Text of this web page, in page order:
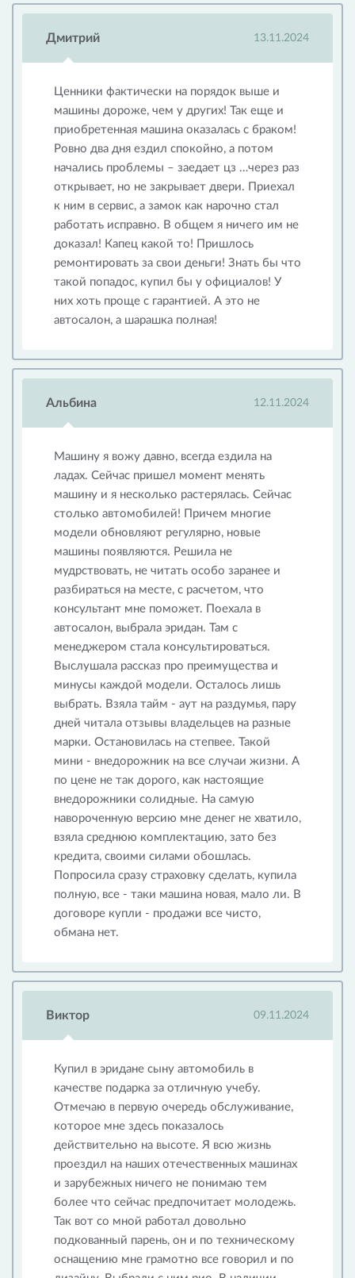
Дмитрий 13.11.2024
Ценники фактически на порядок выше и
машины дороже, чем у других! Так еще и
приобретенная машина оказалась с браком!
Ровно два дня ездил спокойно, а потом
начались проблемы – заедает цз …через раз
открывает, но не закрывает двери. Приехал
к ним в сервис, а замок как нарочно стал
работать исправно. В общем я ничего им не
доказал! Капец какой то! Пришлось
ремонтировать за свои деньги! Знать бы что
такой попадос, купил бы у официалов! У
них хоть проще с гарантией. А это не
автосалон, а шарашка полная!
Альбина 12.11.2024
Машину я вожу давно, всегда ездила на
ладах. Сейчас пришел момент менять
машину и я несколько растерялась. Сейчас
столько автомобилей! Причем многие
модели обновляют регулярно, новые
машины появляются. Решила не
мудрствовать, не читать особо заранее и
разбираться на месте, с расчетом, что
консультант мне поможет. Поехала в
автосалон, выбрала эридан. Там с
менеджером стала консультироваться.
Выслушала рассказ про преимущества и
минусы каждой модели. Осталось лишь
выбрать. Взяла тайм - аут на раздумья, пару
дней читала отзывы владельцев на разные
марки. Остановилась на степвее. Такой
мини - внедорожник на все случаи жизни. А
по цене не так дорого, как настоящие
внедорожники солидные. На самую
навороченную версию мне денег не хватило,
взяла среднюю комплектацию, зато без
кредита, своими силами обошлась.
Попросила сразу страховку сделать, купила
полную, все - таки машина новая, мало ли. В
договоре купли - продажи все чисто,
обмана нет.
Виктор 09.11.2024
Купил в эридане сыну автомобиль в
качестве подарка за отличную учебу.
Отмечаю в первую очередь обслуживание,
которое мне здесь показалось
действительно на высоте. Я всю жизнь
проездил на наших отечественных машинах
и зарубежных ничего не понимаю тем
более что сейчас предпочитает молодежь.
Так вот со мной работал довольно
подкованный парень, он и по техническому
оснащению мне грамотно все говорил и по